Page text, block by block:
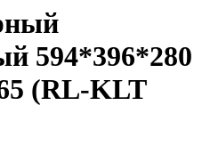
594*396*280
(RL-KLT